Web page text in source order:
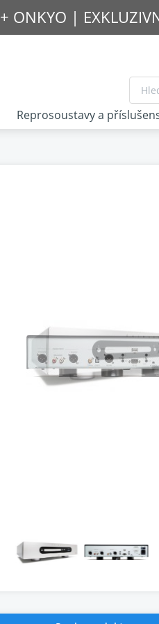
+ ONKYO |
Reprosoustavy a